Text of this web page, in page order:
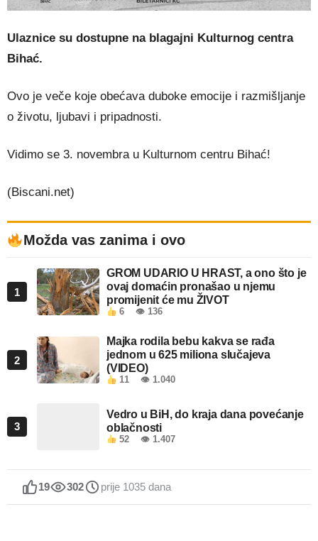
Ulaznice su dostupne na blagajni Kulturnog centra
Bihać.
Ovo je veče koje obećava duboke emocije i razmišljanje
o životu, ljubavi i pripadnosti.
Vidimo se 3. novembra u Kulturnom centru Bihać!
(Biscani.net)
Možda vas zanima i ovo
1
GROM UDARIO U HRAST, a ono što je
ovaj domaćin pronašao u njemu
promijenit će mu ŽIVOT
6 👁 136
2
Majka rodila bebu kakva se rađa
jednom u 625 miliona slučajeva
(VIDEO)
11 👁 1.040
3
Vedro u BiH, do kraja dana povećanje
oblačnosti
52 👁 1.407
19 302 prije 1035 dana